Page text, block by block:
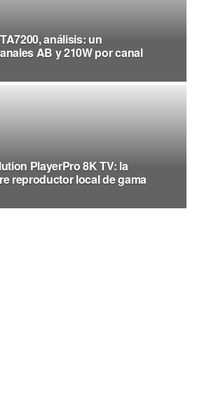
análisis: un
AB y 210W por canal
PlayerPro 8K TV: la
reproductor local de gama